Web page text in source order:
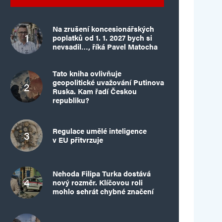
Na zrušení koncesionářských
poplatků od 1. 1. 2027 bych si
nevsadil…, říká Pavel Matocha
Tato kniha ovlivňuje
geopolitické uvažování Putinova
Ruska. Kam řadí Českou
republiku?
Regulace umělé inteligence
v EU přitvrzuje
Nehoda Filipa Turka dostává
nový rozměr. Klíčovou roli
mohlo sehrát chybné značení